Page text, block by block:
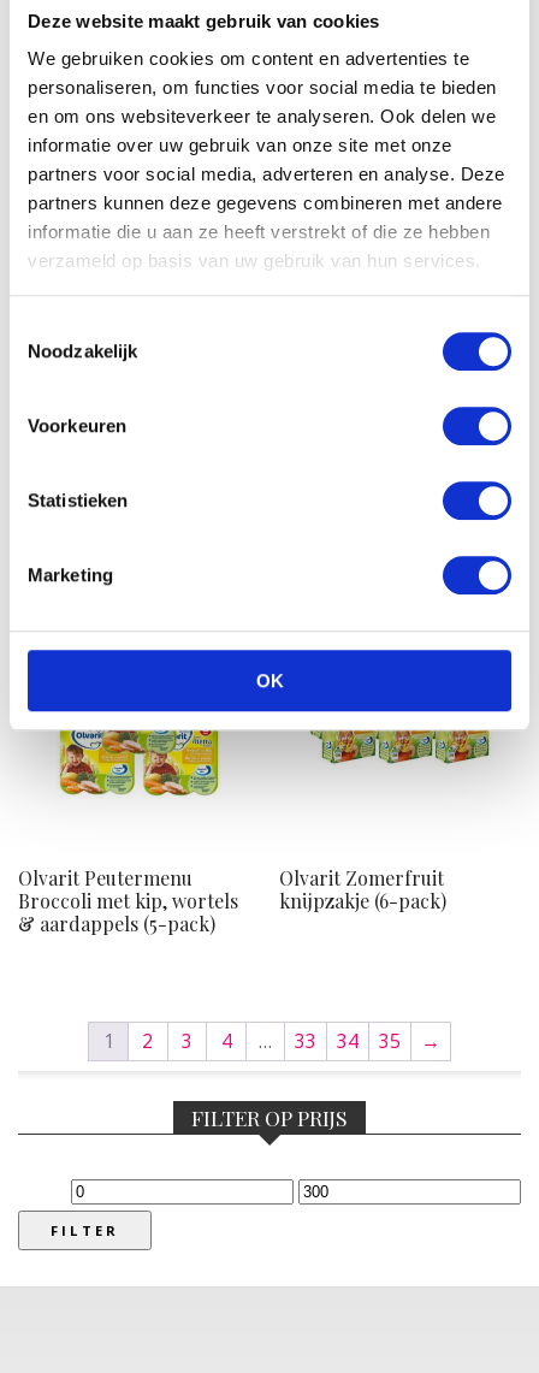
Deze website maakt gebruik van cookies
We gebruiken cookies om content en advertenties te
personaliseren, om functies voor social media te bieden
en om ons websiteverkeer te analyseren. Ook delen we
informatie over uw gebruik van onze site met onze
partners voor social media, adverteren en analyse. Deze
partners kunnen deze gegevens combineren met andere
informatie die u aan ze heeft verstrekt of die ze hebben
verzameld op basis van uw gebruik van hun services.
Noodzakelijk
Voorkeuren
Statistieken
Marketing
OK
Olvarit Mijn Eerste Hapjes
worteltjes met aardappel
Olvarit Bloemkool risotto
met een vleugje kaas
wortel, bloemkool en rijst
peer, druif, sinaasappel en
Olvarit Peutermenu
Broccoli met kip, wortels
& aardappels (5-pack)
Olvarit Zomerfruit
knijpzakje (6-pack)
1 2 3 4 … 33 34 35 →
FILTER OP PRIJS
FILTER